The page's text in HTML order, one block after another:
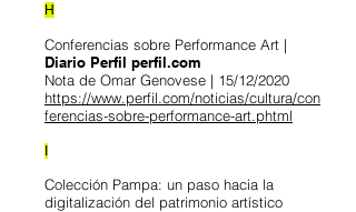
H
Conferencias sobre Performance Art |
Diario Perfil perfil.com
Nota de Omar Genovese | 15/12/2020
https://www.perfil.com/noticias/cultura/con
ferencias-sobre-performance-art.phtml
Colección Pampa: un paso hacia la
digitalización del patrimonio artístico